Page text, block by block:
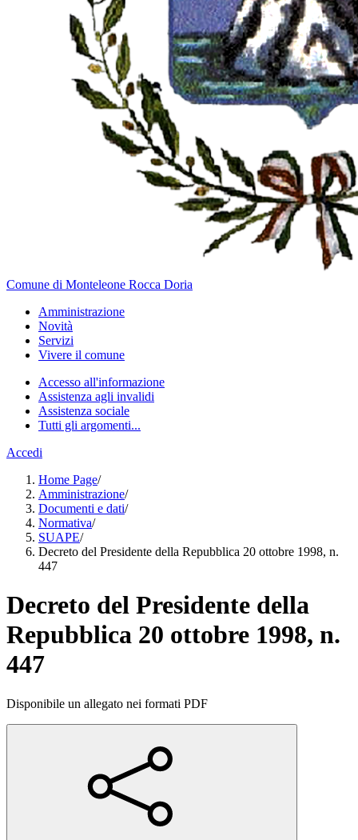
Comune di Monteleone Rocca Doria
Amministrazione
Novità
Servizi
Vivere il comune
Accesso all'informazione
Assistenza agli invalidi
Assistenza sociale
Tutti gli argomenti...
Accedi
Home Page/
Amministrazione/
Documenti e dati/
Normativa/
SUAPE/
Decreto del Presidente della Repubblica 20 ottobre 1998, n.
447
Decreto del Presidente della
Repubblica 20 ottobre 1998, n.
447
Disponibile un allegato nei formati PDF